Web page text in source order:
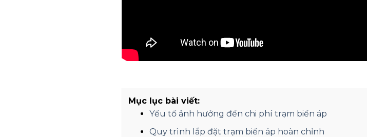
Mục lục bài viết:
Yếu tố ảnh hưởng đến chi phí trạm biến áp
Quy trình lắp đặt trạm biến áp hoàn chỉnh